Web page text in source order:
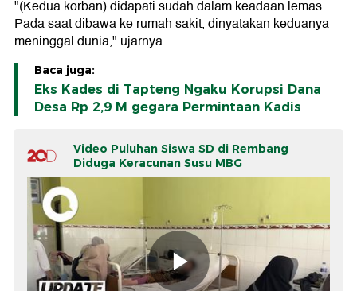
"(Kedua korban) didapati sudah dalam keadaan lemas.
Pada saat dibawa ke rumah sakit, dinyatakan keduanya
meninggal dunia," ujarnya.
Baca juga:
Eks Kades di Tapteng Ngaku Korupsi Dana
Desa Rp 2,9 M gegara Permintaan Kadis
Video Puluhan Siswa SD di Rembang
Diduga Keracunan Susu MBG